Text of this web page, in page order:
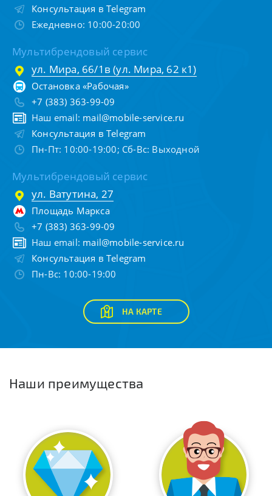
Консультация в Telegram
Ежедневно: 10:00-20:00
Мультибрендовый сервис
ул. Мира, 66/1в (ул. Мира, 62 к1)
Остановка «Рабочая»
+7 (383) 363-99-09
Наш email: mail@mobile-service.ru
Консультация в Telegram
Пн-Пт: 10:00-19:00; Сб-Вс: Выходной
Мультибрендовый сервис
ул. Ватутина, 27
Площадь Маркса
+7 (383) 363-99-09
Наш email: mail@mobile-service.ru
Консультация в Telegram
Пн-Вс: 10:00-19:00
НА КАРТЕ
Наши преимущества